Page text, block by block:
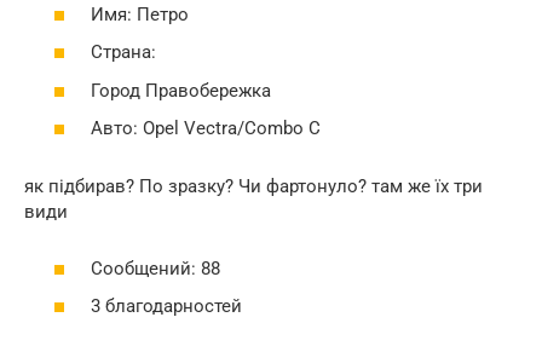
Имя: Петро
Страна:
Город Правобережка
Авто: Opel Vectra/Combo C
як підбирав? По зразку? Чи фартонуло? там же їх три
види
Сообщений: 88
3 благодарностей